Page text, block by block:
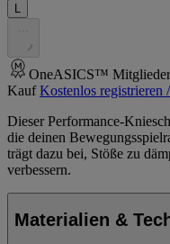
L
OneASICS™ Mitglieder
Kauf Kostenlos registrieren
Dieser Performance-
die deinen
trägt dazu bei, Stöße zu
verbessern.
Materialien &